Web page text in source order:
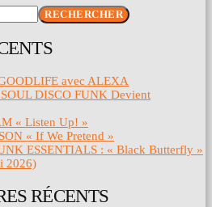
RECHERCHER
avec ALEXA
DISCO FUNK Devient
« Listen Up! »
« If We Pretend »
ESSENTIALS : « Black Butterfly »
2026)
RÉCENTS